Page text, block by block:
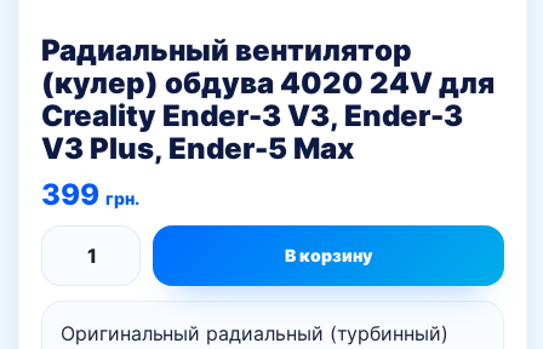
Радиальный вентилятор
(кулер) обдува 4020 24V для
Creality Ender-3 V3, Ender-3
V3 Plus, Ender-5 Max
399 грн.
Оригинальный радиальный (турбинный)
Количество
товара
Радиальный
В корзину